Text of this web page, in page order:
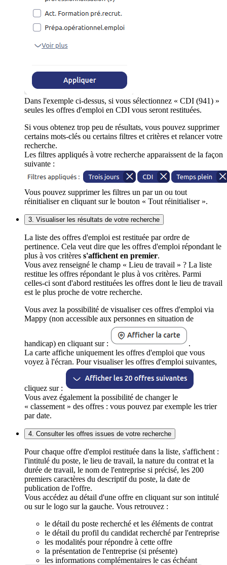
Dans l'exemple ci-dessus, si vous sélectionnez « CDI (941) »
seules les offres d'emploi en CDI vous seront restituées.
Si vous obtenez trop peu de résultats, vous pouvez supprimer
certains mots-clés ou certains filtres et critères et relancer votre
recherche.
Les filtres appliqués à votre recherche apparaissent de la façon
suivante :
Vous pouvez supprimer les filtres un par un ou tout
réinitialiser en cliquant sur le bouton « Tout réinitialiser ».
3. Visualiser les résultats de votre recherche
La liste des offres d'emploi est restituée par ordre de
pertinence. Cela veut dire que les offres d'emploi répondant le
plus à vos critères s'affichent en premier.
Vous avez renseigné le champ « Lieu de travail » ? La liste
restitue les offres répondant le plus à vos critères. Parmi
celles-ci sont d'abord restituées les offres dont le lieu de travail
est le plus proche de votre recherche.
Vous avez la possibilité de visualiser ces offres d'emploi via
Mappy (non accessible aux personnes en situation de
handicap) en cliquant sur :
.
La carte affiche uniquement les offres d'emploi que vous
voyez à l'écran. Pour visualiser les offres d'emploi suivantes,
cliquez sur :
Vous avez également la possibilité de changer le
« classement » des offres : vous pouvez par exemple les trier
par date.
4. Consulter les offres issues de votre recherche
Pour chaque offre d'emploi restituée dans la liste, s'affichent :
l'intitulé du poste, le lieu de travail, la nature du contrat et la
durée de travail, le nom de l'entreprise si précisé, les 200
premiers caractères du descriptif du poste, la date de
publication de l'offre.
Vous accédez au détail d'une offre en cliquant sur son intitulé
ou sur le logo sur la gauche. Vous retrouvez :
le détail du poste recherché et les éléments de contrat
le détail du profil du candidat recherché par l'entreprise
les modalités pour répondre à cette offre
la présentation de l'entreprise (si présente)
les informations complémentaires le cas échéant